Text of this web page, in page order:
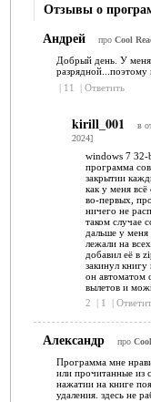
Отзывы о
Андрей
про Cool
Добрый день. У
разрядной...поэтому
| 11 | Ответить
kirill_001 в
2024]
windows 7 32-
программа
закрытии
как у меня всё
во-первых,
ничего не
таком случае
дальше у меня
лежали на
добавил её в
закинул
он автоматом
вылетов и
2
1
Александр про
Программа мне
или прочитанные из
нажатии на книге
удаления. здесь не